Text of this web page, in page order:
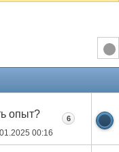
опыт?
00:16
6